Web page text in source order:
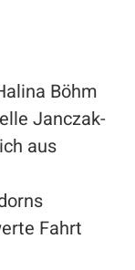
Böhm
Janczak-
aus
Fahrt